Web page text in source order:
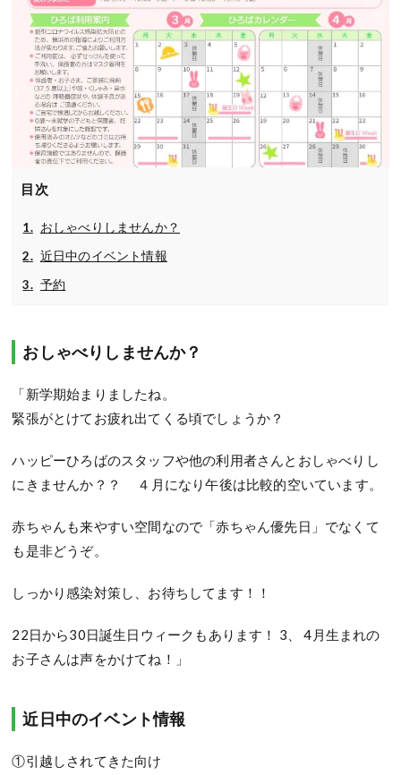
目次
おしゃべりしませんか？
近日中のイベント情報
予約
おしゃべりしませんか？
「新学期始まりましたね。
緊張がとけてお疲れ出てくる頃でしょうか？
ハッピーひろばのスタッフや他の利用者さんとおしゃべりし
にきませんか？？ ４月になり午後は比較的空いています。
赤ちゃんも来やすい空間なので「赤ちゃん優先日」でなくて
も是非どうぞ。
しっかり感染対策し、お待ちしてます！！
22日から30日誕生日ウィークもあります！ 3、 4月生まれの
お子さんは声をかけてね！」
近日中のイベント情報
①引越しされてきた向け